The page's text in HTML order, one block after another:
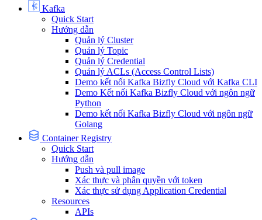
Kafka
Quick Start
Hướng dẫn
Quản lý Cluster
Quản lý Topic
Quản lý Credential
Quản lý ACLs (Access Control Lists)
Demo kết nối Kafka Bizfly Cloud với Kafka CLI
Demo Kết nối Kafka Bizfly Cloud với ngôn ngữ
Python
Demo kết nối Kafka Bizfly Cloud với ngôn ngữ
Golang
Container Registry
Quick Start
Hướng dẫn
Push và pull image
Xác thực và phân quyền với token
Xác thực sử dụng Application Credential
Resources
APIs